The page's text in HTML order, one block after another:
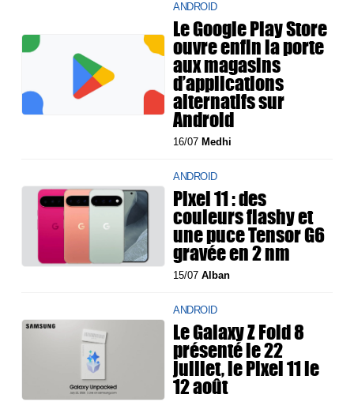
ANDROID
Le Google Play Store
ouvre enfin la porte
aux magasins
d’applications
alternatifs sur
Android
16/07 Medhi
ANDROID
Pixel 11 : des
couleurs flashy et
une puce Tensor G6
gravée en 2 nm
15/07Alban
ANDROID
Le Galaxy Z Fold 8
présenté le 22
juillet, le Pixel 11 le
12 août